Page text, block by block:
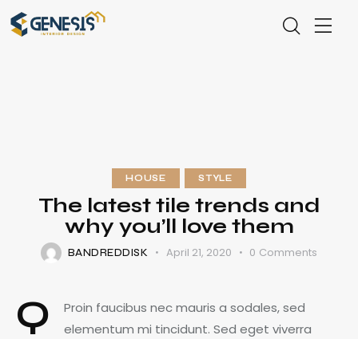
HOUSE STYLE
The latest tile trends and
why you’ll love them
BANDREDDISK April 21, 2020 0 Comments
Q
Proin faucibus nec mauris a sodales, sed
elementum mi tincidunt. Sed eget viverra